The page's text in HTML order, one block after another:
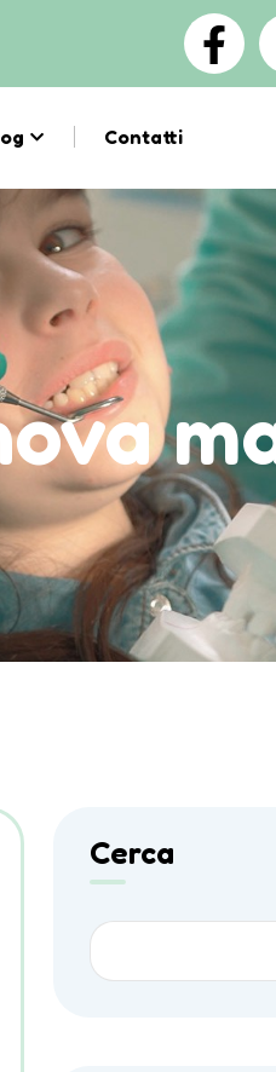
Contatti
Cerca